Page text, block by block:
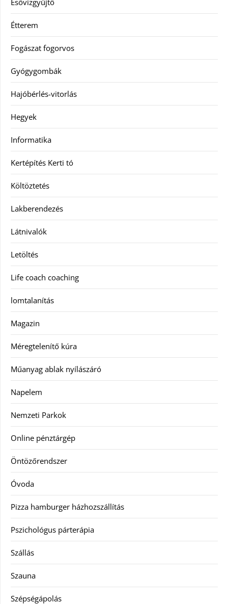
Étterem
Fogászat fogorvos
Gyógygombák
Hajóbérlés-vitorlás
Hegyek
Informatika
Kertépítés Kerti tó
Költöztetés
Lakberendezés
Látnivalók
Letöltés
Life coach coaching
lomtalanítás
Magazin
Méregtelenítő kúra
Műanyag ablak nyílászáró
Napelem
Nemzeti Parkok
Online pénztárgép
Öntözőrendszer
Óvoda
Pizza hamburger házhozszállítás
Pszichológus párterápia
Szállás
Szauna
Szépségápolás